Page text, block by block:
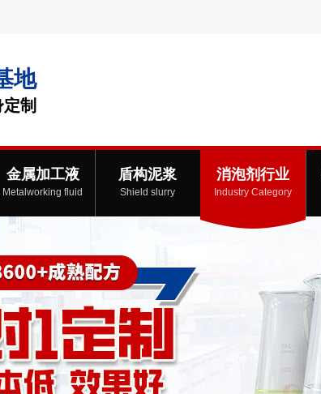
地
制
金属加工液
Metalworking fluid
盾构泥浆
Shield slurry
消泡剂行业
Industry Category